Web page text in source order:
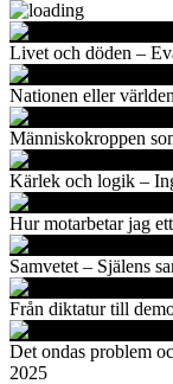
Livet och döden –
Nationen eller
Människokroppen
Kärlek och logik –
Hur motarbetar jag
Samvetet – Själens
Från diktatur till
Det ondas problem
2025